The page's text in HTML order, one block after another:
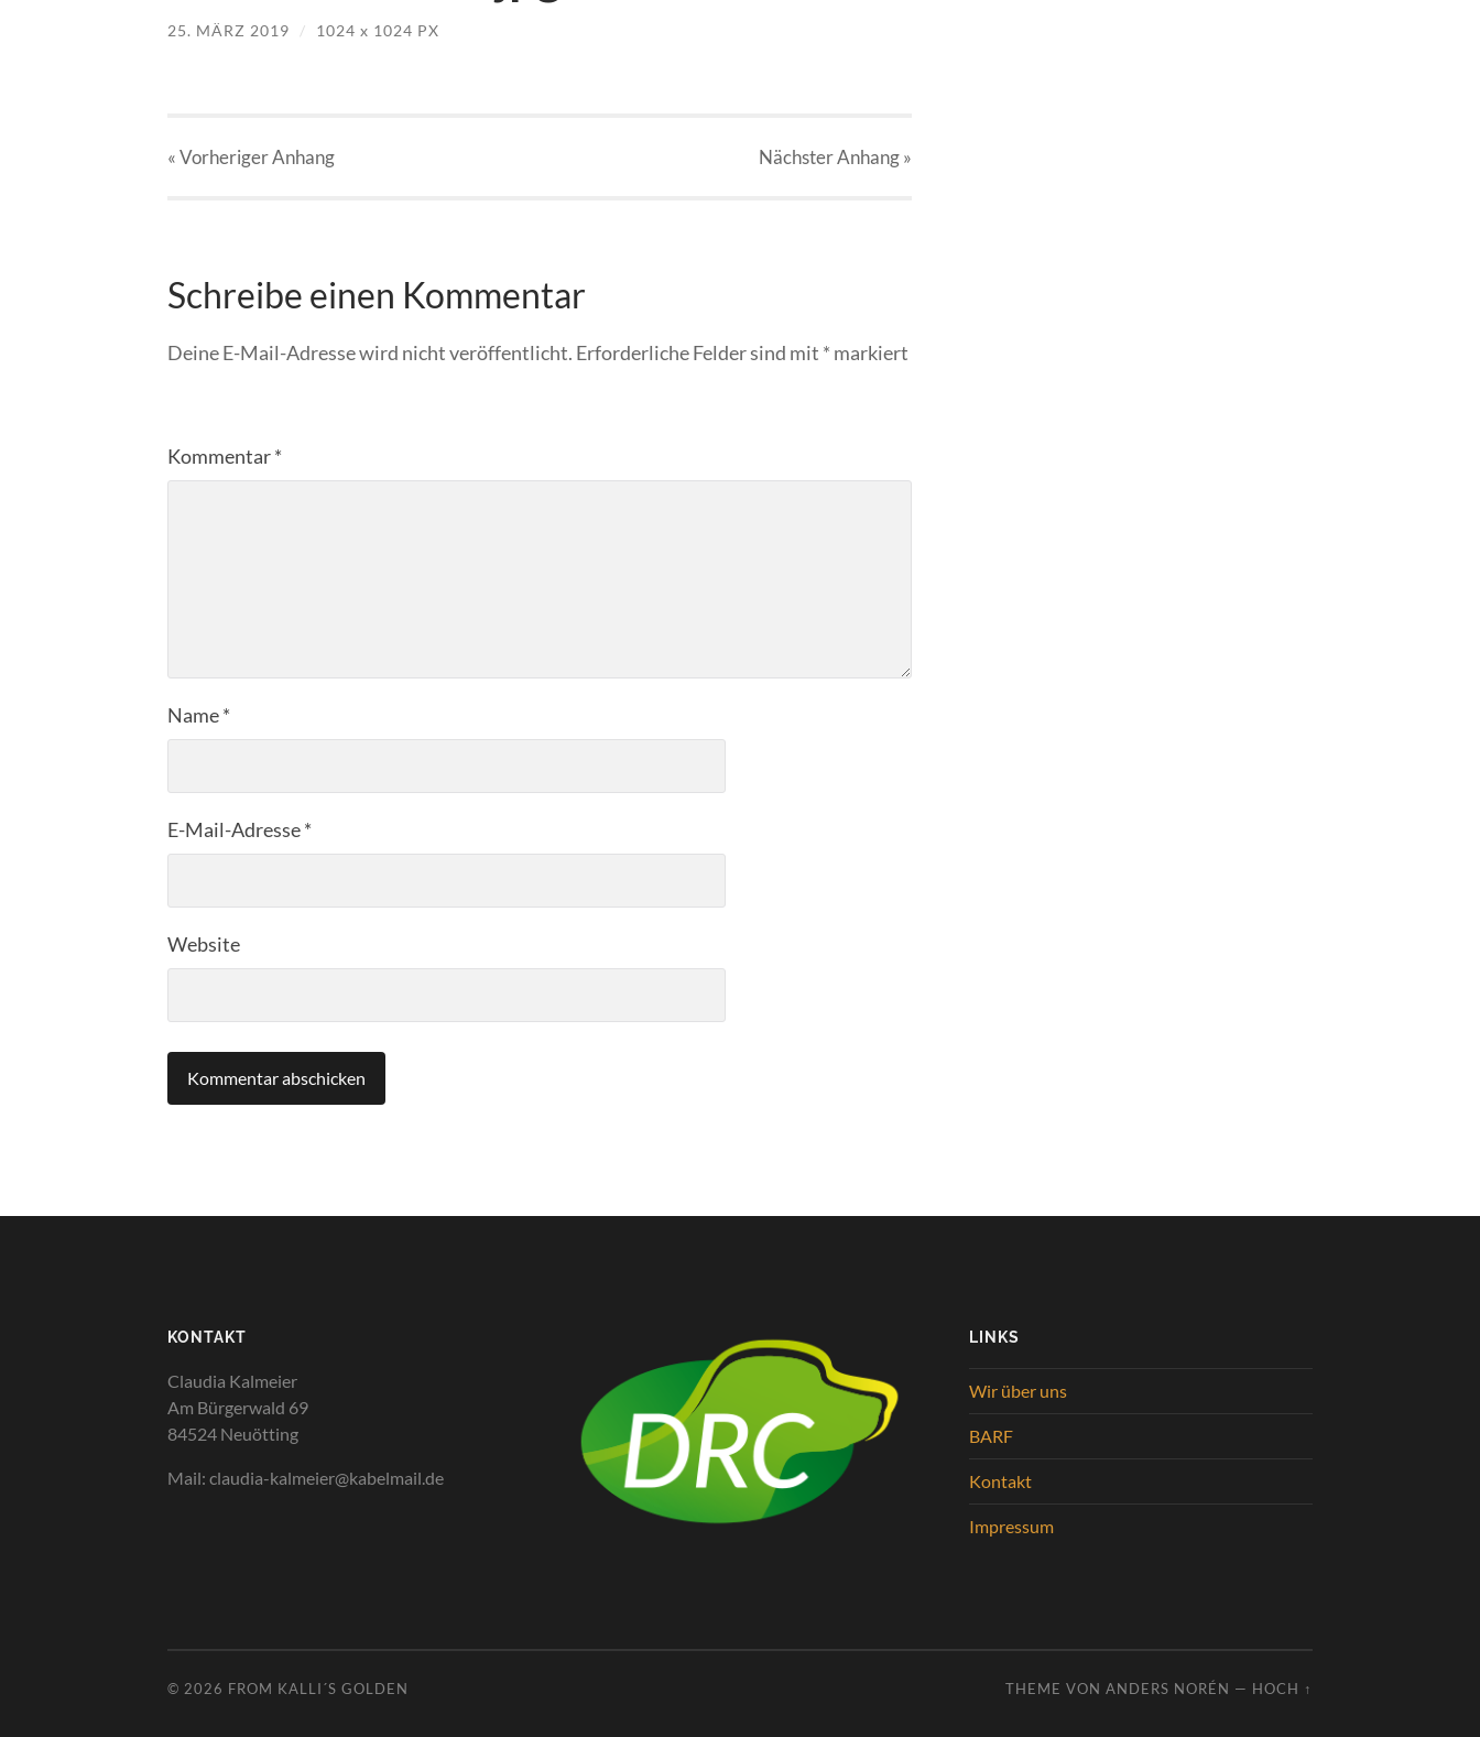
25. MÄRZ 2019 / 1024 x 1024 PX
« VorherigerAnhang NächsterAnhang»
Schreibe einen Kommentar
Deine E-Mail-Adresse wird nicht veröffentlicht. Erforderliche Felder sind mit * markiert
Kommentar*
Name*
E-Mail-Adresse*
Website
KONTAKT
Claudia Kalmeier
Am Bürgerwald 69
84524 Neuötting
Mail: claudia-kalmeier@kabelmail.de
LINKS
Wir über uns
BARF
Kontakt
Impressum
© 2026 FROM KALLI´S GOLDEN THEME VON ANDERS NORÉN — HOCH ↑